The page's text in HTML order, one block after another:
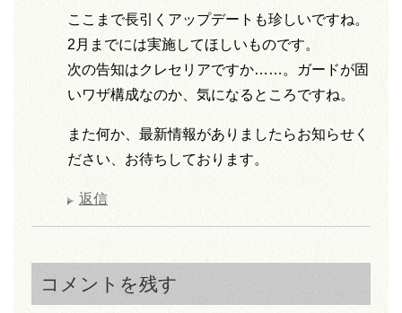
ここまで長引くアップデートも珍しいですね。
2月までには実施してほしいものです。
次の告知はクレセリアですか……。ガードが固
いワザ構成なのか、気になるところですね。
また何か、最新情報がありましたらお知らせく
ださい、お待ちしております。
返信
コメントを残す